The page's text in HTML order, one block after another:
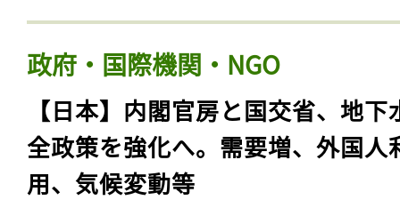
政府・国際機関・NGO
【日本】内閣官房と国交省、地下
全政策を強化へ。需要増、外国人
用、気候変動等